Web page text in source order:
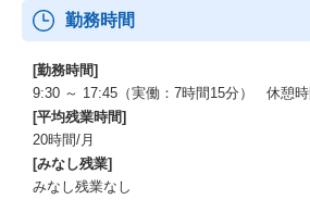
勤務時間
[勤務時間]
9:30 ～ 17:45（実働：7時間15分） 休憩時
[平均残業時間]
20時間/月
[みなし残業]
みなし残業なし